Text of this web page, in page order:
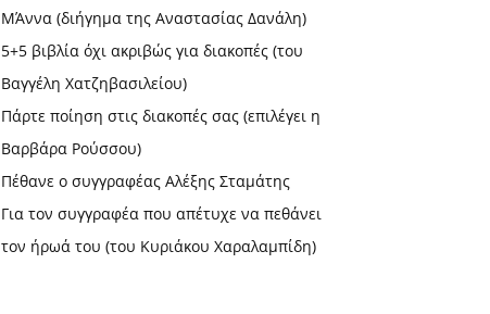
ΜΆννα (διήγημα της Αναστασίας Δανάλη)
5+5 βιβλία όχι ακριβώς για διακοπές (του
Βαγγέλη Χατζηβασιλείου)
Πάρτε ποίηση στις διακοπές σας (επιλέγει η
Βαρβάρα Ρούσσου)
Πέθανε ο συγγραφέας Αλέξης Σταμάτης
Για τον συγγραφέα που απέτυχε να πεθάνει
τον ήρωά του (του Κυριάκου Χαραλαμπίδη)